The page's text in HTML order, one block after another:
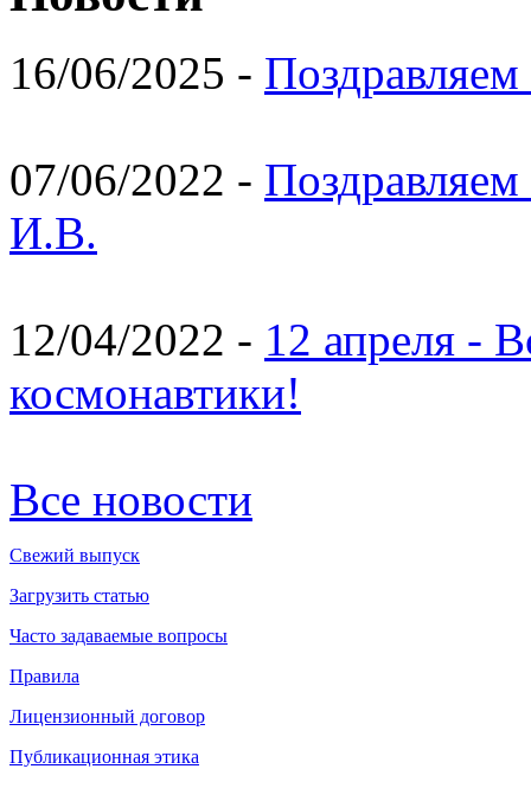
16/06/2025 -
07/06/2022 -
И.В.
12/04/2022 - 12 апреля -
космонавтики!
Все новости
Свежий выпуск
Загрузить статью
Часто задаваемые вопросы
Правила
Лицензионный договор
Публикационная этика